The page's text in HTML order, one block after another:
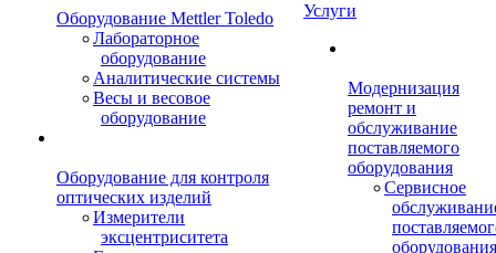
Оборудование Mettler Toledo
Лабораторное
оборудование
Аналитические системы
Весы и весовое
оборудование
Оборудование для контроля
оптических изделий
Измерители
эксцентриситета
Услуги
Модернизация
ремонт и
обслуживание
поставляемого
оборудования
Сервисное
оборудования